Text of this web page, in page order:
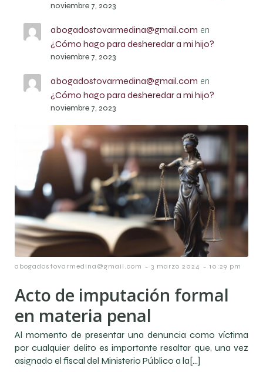
noviembre 7, 2023
abogadostovarmedina@gmail.com en
¿Cómo hago para desheredar a mi hijo?
noviembre 7, 2023
abogadostovarmedina@gmail.com en
¿Cómo hago para desheredar a mi hijo?
noviembre 7, 2023
abogadostovarmedina@gmail.com - 3 marzo 2024 - 10:29 pm
Acto de imputación formal
en materia penal
Al momento de presentar una denuncia como víctima
por cualquier delito es importante resaltar que, una vez
asignado el fiscal del Ministerio Público a la[…]